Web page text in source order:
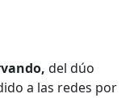
del dúo
a las redes por